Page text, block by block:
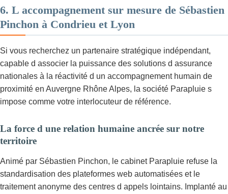
6. L accompagnement sur mesure de Sébastien
Pinchon à Condrieu et Lyon
Si vous recherchez un partenaire stratégique indépendant,
capable d associer la puissance des solutions d assurance
nationales à la réactivité d un accompagnement humain de
proximité en Auvergne Rhône Alpes, la société Parapluie s
impose comme votre interlocuteur de référence.
La force d une relation humaine ancrée sur notre
territoire
Animé par Sébastien Pinchon, le cabinet Parapluie refuse la
standardisation des plateformes web automatisées et le
traitement anonyme des centres d appels lointains. Implanté au